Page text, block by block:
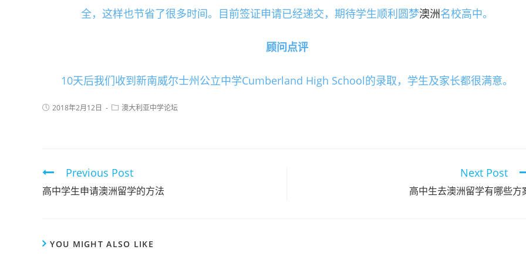
全，这样也节省了很多时间。目前签证申请已经递交，期待学生顺利圆梦澳洲名校高中。
顾问点评
10天后我们收到新南威尔士州公立中学Cumberland High School的录取，学生及家长都很满意。
2018年2月12日 澳大利亚中学论坛
Previous Post
高中学生申请澳洲留学的方法
Next Post
高中生去澳洲留学有哪些方
YOU MIGHT ALSO LIKE